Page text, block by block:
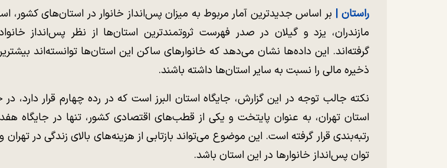
راستان | بر اساس جدیدترین آمار مربوط به میزان پس‌انداز خانوار در استان‌های کشور،
مازندران، یزد و گیلان در صدر فهرست ثروتمندترین استان‌ها از نظر پس‌انداز
گرفته‌اند. این داده‌ها نشان می‌دهد که خانوارهای ساکن این استان‌ها توانسته‌اند
ذخیره مالی را نسبت به سایر استان‌ها داشته باشند.
نکته جالب توجه در این گزارش، جایگاه استان البرز است که در رده چهارم قرار دارد، در
استان تهران، به عنوان پایتخت و یکی از قطب‌های اقتصادی کشور، تنها در جایگاه
رتبه‌بندی قرار گرفته است. این موضوع می‌تواند بازتابی از هزینه‌های بالای زندگی در
توان پس‌انداز خانوارها در این استان باشد.